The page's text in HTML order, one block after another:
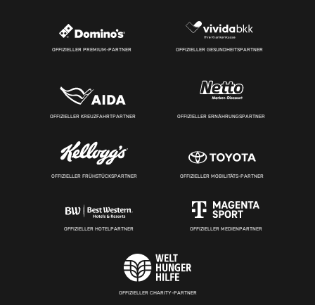
OFFIZIELLER PREMIUM-PARTNER OFFIZIELLER GESUNDHEITSPARTNER
OFFIZIELLER KREUZFAHRTPARTNER OFFIZIELLER ERNÄHRUNGSPARTNER
OFFIZIELLER FRÜHSTÜCKSPARTNER OFFIZIELLER MOBILITÄTS-PARTNER
OFFIZIELLER HOTELPARTNER OFFIZIELLER MEDIENPARTNER
OFFIZIELLER CHARITY-PARTNER